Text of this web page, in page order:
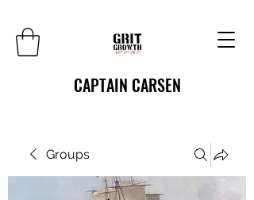
CAPTAIN CARSEN
Groups